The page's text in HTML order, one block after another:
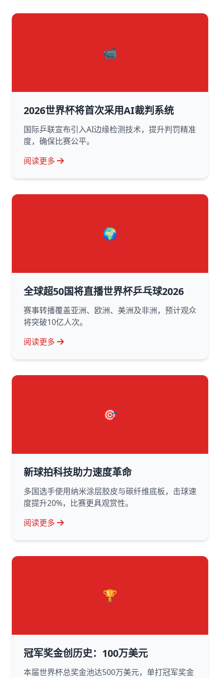
📹
2026世界杯将首次采用AI裁判系统
国际乒联宣布引入AI边缘检测技术，提升判罚精准
度，确保比赛公平。
阅读更多
🌍
全球超50国将直播世界杯乒乓球2026
赛事转播覆盖亚洲、欧洲、美洲及非洲，预计观众
将突破10亿人次。
阅读更多
🎯
新球拍科技助力速度革命
多国选手使用纳米涂层胶皮与碳纤维底板，击球速
度提升20%，比赛更具观赏性。
阅读更多
🏆
冠军奖金创历史：100万美元
本届世界杯总奖金池达500万美元，单打冠军奖金